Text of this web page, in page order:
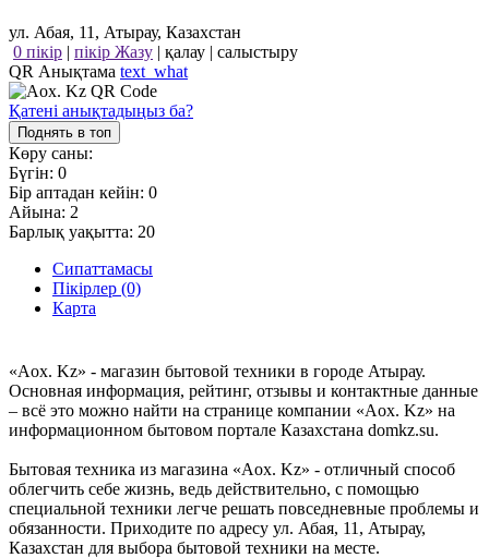
ул. Абая, 11, Атырау, Казахстан
0 пікір | пікір Жазу | қалау | салыстыру
QR Анықтама text_what
Қатені анықтадыңыз ба?
Поднять в топ
Көру саны:
Бүгін: 0
Бір аптадан кейін: 0
Айына: 2
Барлық уақытта: 20
Сипаттамасы
Пікірлер (0)
Карта
«Aox. Kz» - магазин бытовой техники в городе Атырау.
Основная информация, рейтинг, отзывы и контактные данные
– всё это можно найти на странице компании «Aox. Kz» на
информационном бытовом портале Казахстана domkz.su.
Бытовая техника из магазина «Aox. Kz» - отличный способ
облегчить себе жизнь, ведь действительно, с помощью
специальной техники легче решать повседневные проблемы и
обязанности. Приходите по адресу ул. Абая, 11, Атырау,
Казахстан для выбора бытовой техники на месте.